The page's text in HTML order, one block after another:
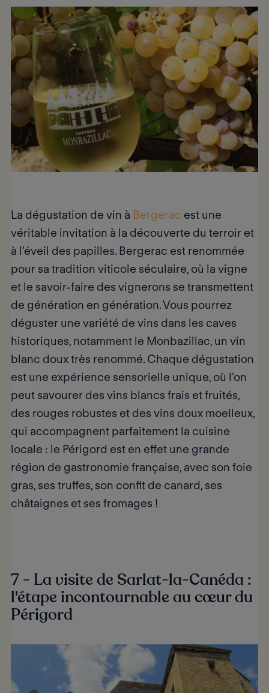
La dégustation de vin à Bergerac est une
véritable invitation à la découverte du terroir et
à l'éveil des papilles. Bergerac est renommée
pour sa tradition viticole séculaire, où la vigne
et le savoir-faire des vignerons se transmettent
de génération en génération. Vous pourrez
déguster une variété de vins dans les caves
historiques, notamment le Monbazillac,un vin
blanc doux très renommé. Chaque dégustation
est une expérience sensorielle unique, où l'on
peut savourer des vins blancs frais et fruités,
des rouges robustes et des vins doux moelleux,
qui accompagnent parfaitement la cuisine
locale : le Périgord est en effet une grande
région de gastronomie française, avec son foie
gras, ses truffes, son confit de canard, ses
châtaignes et ses fromages !
7 - La visite de Sarlat-la-Canéda :
l'étape incontournable au cœur du
Périgord